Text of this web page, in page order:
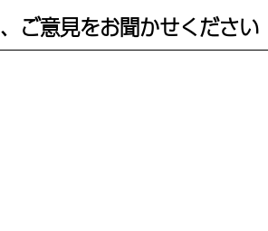
ご意見をお聞かせください